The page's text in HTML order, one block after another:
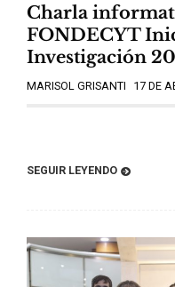
Charla
FONDECYT
Investigación
MARISOL GRISANTI 17 DE
SEGUIR LEYENDO